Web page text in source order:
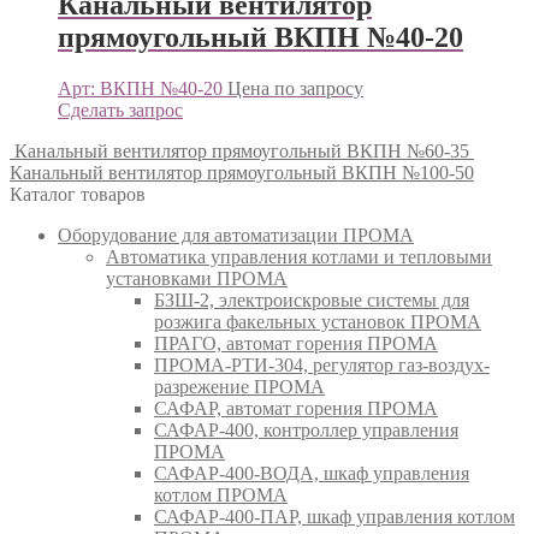
прямоугольный ВКПН №40-20
Арт: ВКПН №40-20 Цена по запросу
Сделать запрос
Канальный вентилятор прямоугольный ВКПН №60-35
Канальный вентилятор прямоугольный ВКПН №100-50
Каталог товаров
Оборудование для автоматизации ПРОМА
Автоматика управления котлами и тепловыми
установками ПРОМА
БЗШ-2, электроискровые системы для
розжига факельных установок ПРОМА
ПРАГО, автомат горения ПРОМА
ПРОМА-РТИ-304, регулятор газ-воздух-
разрежение ПРОМА
САФАР, автомат горения ПРОМА
САФАР-400, контроллер управления
ПРОМА
САФАР-400-ВОДА, шкаф управления
котлом ПРОМА
САФАР-400-ПАР, шкаф управления котлом